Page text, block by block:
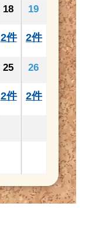
18
2件
19
2件
25
2件
26
2件